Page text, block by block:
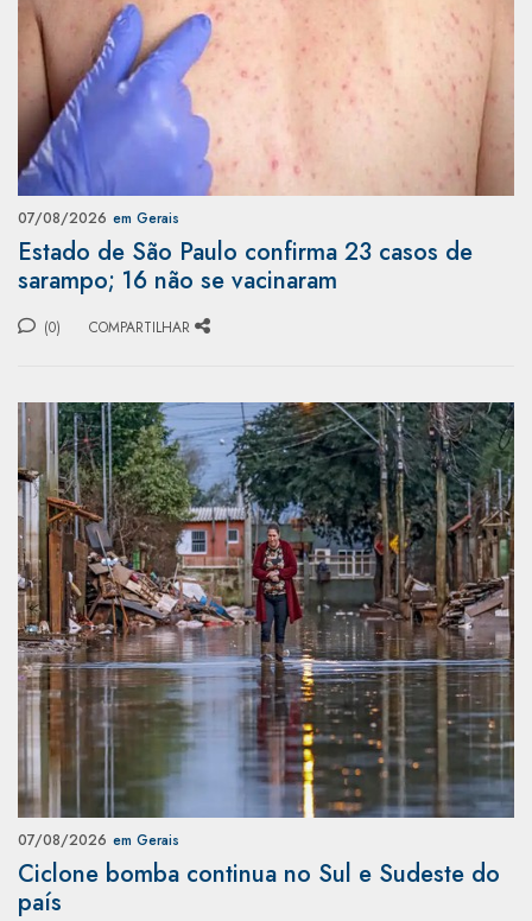
07/08/2026 em Gerais
Estado de São Paulo confirma 23 casos de
sarampo; 16 não se vacinaram
(0) COMPARTILHAR
07/08/2026 em Gerais
Ciclone bomba continua no Sul e Sudeste do
país